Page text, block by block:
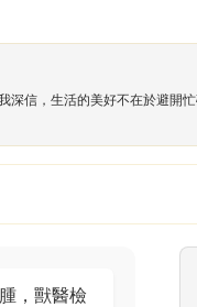
信，生活的美好不在於避開
，獸醫檢